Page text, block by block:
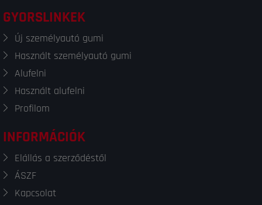
GYORSLINKEK
Új személyautó gumi
Használt személyautó gumi
Alufelni
Használt alufelni
Profilom
INFORMÁCIÓK
Elállás a szerződéstől
ÁSZF
Kapcsolat